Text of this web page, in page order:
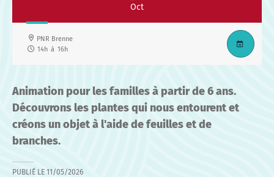
Oct
PNR Brenne
14h à 16h
Animation pour les familles à partir de 6 ans.
Découvrons les plantes qui nous entourent et
créons un objet à l'aide de feuilles et de
branches.
PUBLIÉ LE 11/05/2026